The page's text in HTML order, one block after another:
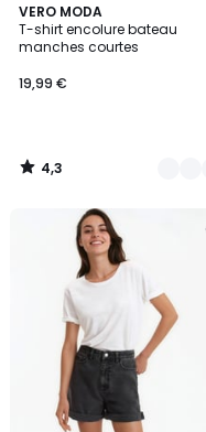
VERO MODA
T-shirt encolure bateau
manches courtes
19,99 €
4,3
/ 5
3
Couleurs
4,3
/